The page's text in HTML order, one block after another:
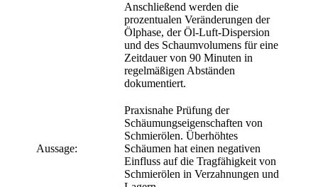
Anschließend werden die
prozentualen Veränderungen der
Ölphase, der Öl-Luft-Dispersion
und des Schaumvolumens für eine
Zeitdauer von 90 Minuten in
regelmäßigen Abständen
dokumentiert.
Aussage:
Praxisnahe Prüfung der
Schäumungseigenschaften von
Schmierölen. Überhöhtes
Schäumen hat einen negativen
Einfluss auf die Tragfähigkeit von
Schmierölen in Verzahnungen und